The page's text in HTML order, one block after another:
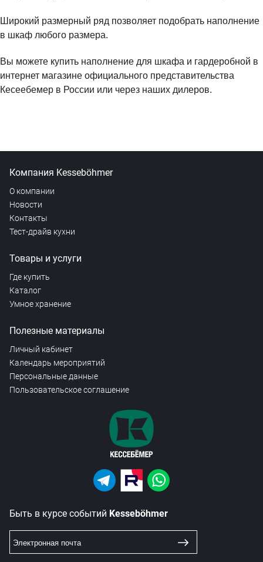
Широкий размерный ряд позволяет подобрать наполнение
в шкаф любого размера.
Вы можете купить наполнение для шкафа и гардеробной в
интернет магазине официального представительства
Кесеебемер в России или через наших дилеров.
Компания Kesseböhmer
О компании
Новости
Контакты
Тест-драйв кухни
Товары и услуги
Где купить
Каталог
Умное хранение
Полезные материалы
Личный кабинет
Календарь мероприятий
Персональные данные
Пользовательское соглашение
Быть в курсе событий Kesseböhmer